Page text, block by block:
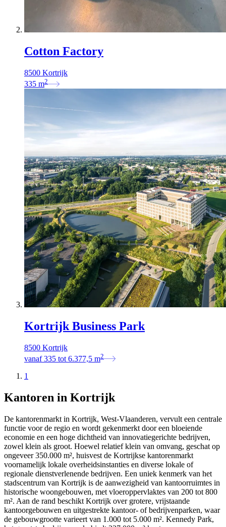
Cotton Factory
8500 Kortrijk
335 m2
Kortrijk Business Park
8500 Kortrijk
vanaf 335 tot 6.377,5 m2
1
Kantoren in Kortrijk
De kantorenmarkt in Kortrijk, West-Vlaanderen, vervult een centrale
functie voor de regio en wordt gekenmerkt door een bloeiende
economie en een hoge dichtheid van innovatiegerichte bedrijven,
zowel klein als groot. Hoewel relatief klein van omvang, geschat op
ongeveer 350.000 m², huisvest de Kortrijkse kantorenmarkt
voornamelijk lokale overheidsinstanties en diverse lokale of
regionale dienstverlenende bedrijven. Een uniek kenmerk van het
stadscentrum van Kortrijk is de aanwezigheid van kantoorruimtes in
historische woongebouwen, met vloeroppervlaktes van 200 tot 800
m². Aan de rand beschikt Kortrijk over grotere, vrijstaande
kantoorgebouwen en uitgestrekte kantoor- of bedrijvenparken, waar
de gebouwgrootte varieert van 1.000 tot 5.000 m². Kennedy Park,